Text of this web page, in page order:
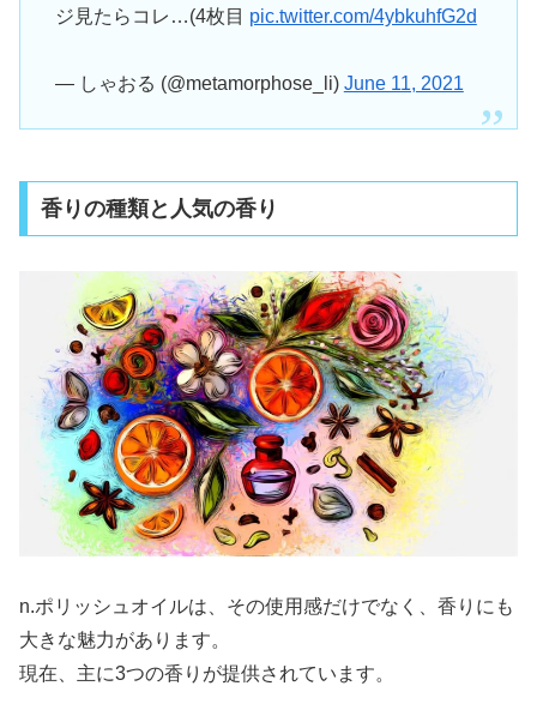
ジ見たらコレ…(4枚目 pic.twitter.com/4ybkuhfG2d
— しゃおる (@metamorphose_li) June 11, 2021
香りの種類と人気の香り
n.ポリッシュオイルは、その使用感だけでなく、香りにも
大きな魅力があります。
現在、主に3つの香りが提供されています。